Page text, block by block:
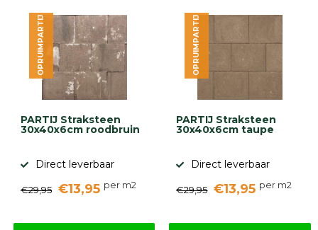
9.1
gebaseerd
PARTIJ Straksteen
30x40x6cm roodbruin
Direct leverbaar
€29,95 €13,95 per m2
OPRUIMPARTIJ
PARTIJ Straksteen
30x40x6cm taupe
Direct leverbaar
€29,95 €13,95 per m2
OPRUIMPARTIJ